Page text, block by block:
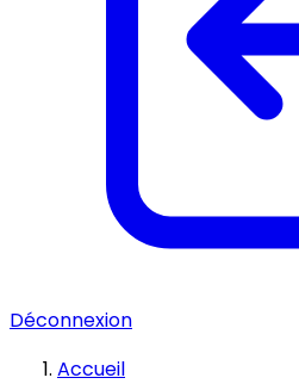
Déconnexion
Accueil